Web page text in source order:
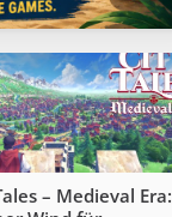
– Medieval Era: